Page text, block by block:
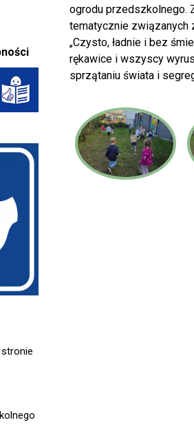
ogrodu przedszkolnego.
tematycznie związanych
„Czysto, ładnie i bez
rękawice i wszyscy
sprzątaniu świata i